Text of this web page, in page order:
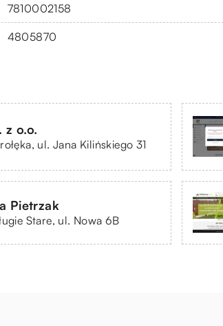
7810002158
4805870
z o.o.
ul. Jana Kilińskiego 31
Pietrzak
Stare, ul. Nowa 6B